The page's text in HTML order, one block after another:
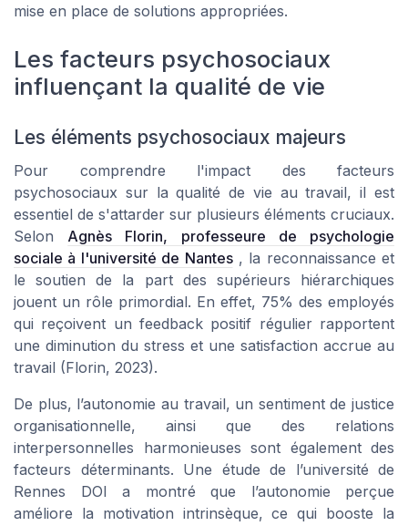
mise en place de solutions appropriées.
Les facteurs psychosociaux
influençant la qualité de vie
Les éléments psychosociaux majeurs
Pour comprendre l'impact des facteurs
psychosociaux sur la qualité de vie au travail, il est
essentiel de s'attarder sur plusieurs éléments cruciaux.
Selon Agnès Florin, professeure de psychologie
sociale à l'université de Nantes, la reconnaissance et
le soutien de la part des supérieurs hiérarchiques
jouent un rôle primordial. En effet, 75% des employés
qui reçoivent un feedback positif régulier rapportent
une diminution du stress et une satisfaction accrue au
travail (Florin, 2023).
De plus, l’autonomie au travail, un sentiment de justice
organisationnelle, ainsi que des relations
interpersonnelles harmonieuses sont également des
facteurs déterminants. Une étude de l’université de
Rennes DOI a montré que l’autonomie perçue
améliore la motivation intrinsèque, ce qui booste la